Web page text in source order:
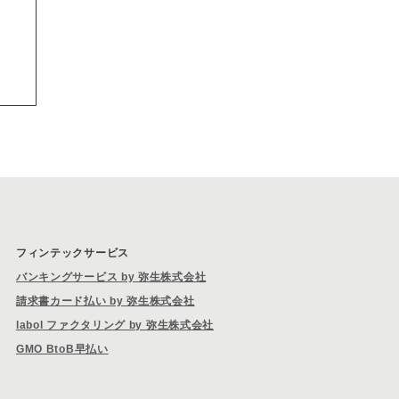
フィンテックサービス
バンキングサービス by 弥生株式会社
請求書カード払い by 弥生株式会社
labol ファクタリング by 弥生株式会社
GMO BtoB早払い